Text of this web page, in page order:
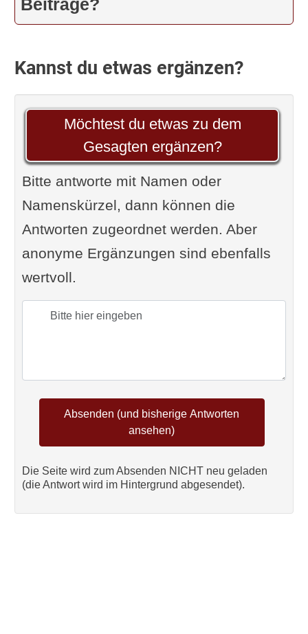
Beiträge?
Kannst du etwas ergänzen?
Möchtest du etwas zu dem
Gesagten ergänzen?
Bitte antworte mit Namen oder
Namenskürzel, dann können die
Antworten zugeordnet werden. Aber
anonyme Ergänzungen sind ebenfalls
wertvoll.
Die Seite wird zum Absenden NICHT neu geladen
(die Antwort wird im Hintergrund abgesendet).